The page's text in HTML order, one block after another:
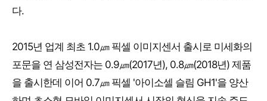
다.
2015년 업계 최초 1.0㎛ 픽셀 이미지센서 출시로 미세화의
포문을 연 삼성전자는 0.9㎛(2017년), 0.8㎛(2018년) 제품
을 출시한데 이어 0.7㎛ 픽셀 '아이소셀 슬림 GH1'을 양산